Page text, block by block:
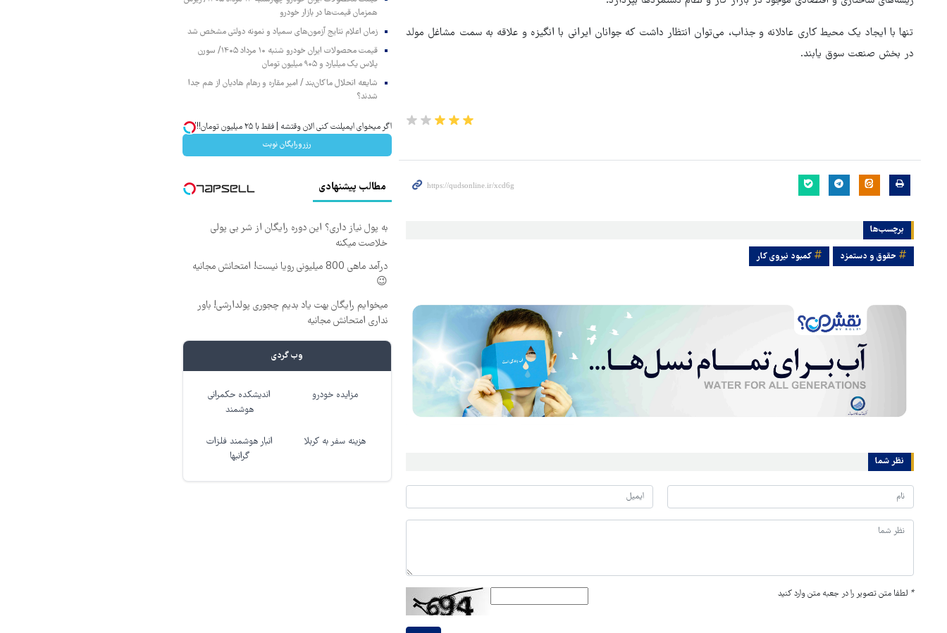
تنها با ایجاد یک محیط کاری عادلانه و جذاب، می‌توان انتظار داشت که جوانان ایرانی با انگیزه و علاقه به سمت مشاغل مولد
در بخش صنعت سوق یابند.
برچسب‌ها
حقوق و دستمزد کمبود نیروی کار
نظر شما
* لطفا متن تصویر را در جعبه متن وارد کنید
همزمان قیمت‌ها در بازار خودرو
زمان اعلام نتایج آزمون‌های سمپاد و نمونه دولتی مشخص شد
قیمت محصولات ایران خودرو شنبه ۱۰ مرداد ۱۴۰۵/ سورن
پلاس یک میلیارد و ۹۰۵ میلیون تومان
شایعه انحلال ماکان‌بند / امیر مقاره و رهام هادیان از هم جدا
شدند؟
اگر میخوای ایمپلنت کنی الان وقتشه | فقط با ۲۵ میلیون تومان!!!
رزرورایگان نوبت
مطالب پیشنهادی
به پول نیاز داری؟ این دوره رایگان از شر بی پولی
خلاصت میکنه
درآمد ماهی 800 میلیونی رویا نیست! امتحانش مجانیه
😉
میخوایم رایگان بهت یاد بدیم چجوری پولدارشی! باور
نداری امتحانش مجانیه
وب گردی
مزایده خودرو
اندیشکده حکمرانی
هوشمند
هزینه سفر به کربلا
انبار هوشمند فلزات
گرانبها